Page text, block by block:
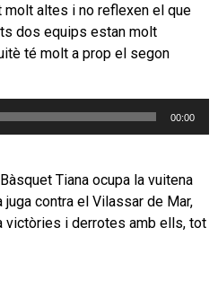
altes i no reflexen el que
dos equips estan molt
té molt a prop el segon
00:00
Tiana ocupa la vuitena
contra el Vilassar de Mar,
victòries i derrotes amb ells, tot